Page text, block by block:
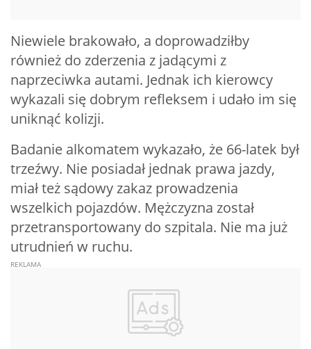
Niewiele brakowało, a doprowadziłby
również do zderzenia z jadącymi z
naprzeciwka autami. Jednak ich kierowcy
wykazali się dobrym refleksem i udało im się
uniknąć kolizji.
Badanie alkomatem wykazało, że 66-latek był
trzeźwy. Nie posiadał jednak prawa jazdy,
miał też sądowy zakaz prowadzenia
wszelkich pojazdów. Mężczyzna został
przetransportowany do szpitala. Nie ma już
utrudnień w ruchu.